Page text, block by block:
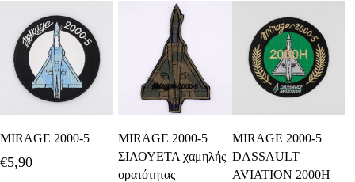
MIRAGE 2000-5
€5,90
Καλάθι
MIRAGE 2000-5
ΣΙΛΟΥΕΤΑ χαμηλής
ορατότητας
Καλάθι
MIRAGE 2000-5
DASSAULT
AVIATION 2000H